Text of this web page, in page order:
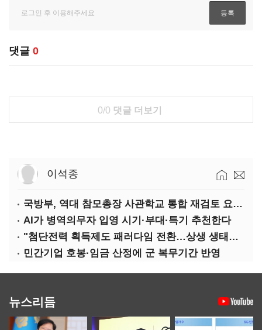
댓글 0
0/0 댓글 더보기
이석종
국방부, 역대 참모총장 사관학교 통합 재검토 요구에 "다양한 의견 수렴해 합리적 시스템 만들 것"
AI가 병역의무자 입영 시기·부대·특기 추천한다
"첨단전력 획득제도 패러다임 전환…상생 생태계 조성해 대체불가 K-방산 도약"
민간기업 호봉·임금 산정에 군 복무기간 반영
뉴스리듬